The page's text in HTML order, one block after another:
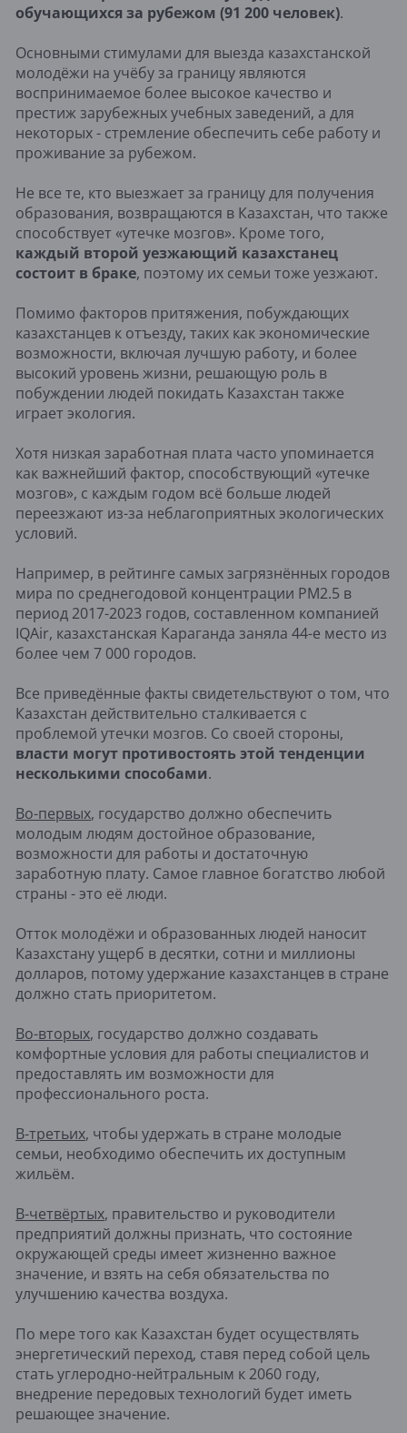
обучающихся за рубежом (91 200 человек).
Основными стимулами для выезда казахстанской
молодёжи на учёбу за границу являются
воспринимаемое более высокое качество и
престиж зарубежных учебных заведений, а для
некоторых - стремление обеспечить себе работу и
проживание за рубежом.
Не все те, кто выезжает за границу для получения
образования, возвращаются в Казахстан, что также
способствует «утечке мозгов». Кроме того,
каждый второй уезжающий казахстанец
состоит в браке, поэтому их семьи тоже уезжают.
Помимо факторов притяжения, побуждающих
казахстанцев к отъезду, таких как экономические
возможности, включая лучшую работу, и более
высокий уровень жизни, решающую роль в
побуждении людей покидать Казахстан также
играет экология.
Хотя низкая заработная плата часто упоминается
как важнейший фактор, способствующий «утечке
мозгов», с каждым годом всё больше людей
переезжают из-за неблагоприятных экологических
условий.
Например, в рейтинге самых загрязнённых городов
мира по среднегодовой концентрации PM2.5 в
период 2017-2023 годов, составленном компанией
IQAir, казахстанская Караганда заняла 44-е место из
более чем 7 000 городов.
Все приведённые факты свидетельствуют о том, что
Казахстан действительно сталкивается с
проблемой утечки мозгов. Со своей стороны,
власти могут противостоять этой тенденции
несколькими способами.
Во-первых, государство должно обеспечить
молодым людям достойное образование,
возможности для работы и достаточную
заработную плату. Самое главное богатство любой
страны - это её люди.
Отток молодёжи и образованных людей наносит
Казахстану ущерб в десятки, сотни и миллионы
долларов, потому удержание казахстанцев в стране
должно стать приоритетом.
Во-вторых, государство должно создавать
комфортные условия для работы специалистов и
предоставлять им возможности для
профессионального роста.
В-третьих, чтобы удержать в стране молодые
семьи, необходимо обеспечить их доступным
жильём.
В-четвёртых, правительство и руководители
предприятий должны признать, что состояние
окружающей среды имеет жизненно важное
значение, и взять на себя обязательства по
улучшению качества воздуха.
По мере того как Казахстан будет осуществлять
энергетический переход, ставя перед собой цель
стать углеродно-нейтральным к 2060 году,
внедрение передовых технологий будет иметь
решающее значение.